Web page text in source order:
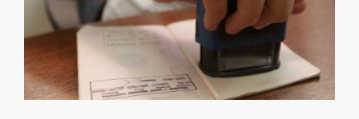
PASPORTLARYŇ MÖHLETINI UZALTMAK
KONSULLYK HYZMATLARY
RESMINAMALAR